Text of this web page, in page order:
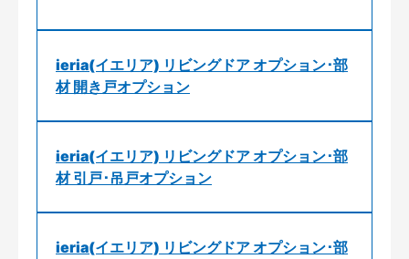
ieria(イエリア) リビングドア オプション･部
材 開き戸オプション
ieria(イエリア) リビングドア オプション･部
材 引戸･吊戸オプション
ieria(イエリア) リビングドア オプション･部